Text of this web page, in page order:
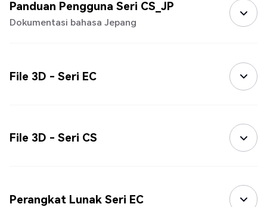
Panduan Pengguna Seri CS_JP
Dokumentasi bahasa Jepang
File 3D - Seri EC
File 3D - Seri CS
Perangkat Lunak Seri EC